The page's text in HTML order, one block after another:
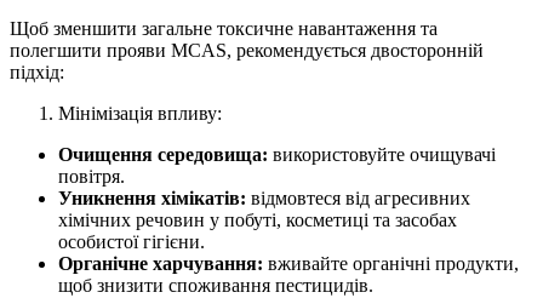
Щоб зменшити загальне токсичне навантаження та
полегшити прояви MCAS, рекомендується двосторонній
підхід:
Мінімізація впливу:
Очищення середовища: використовуйте очищувачі
повітря.
Уникнення хімікатів: відмовтеся від агресивних
хімічних речовин у побуті, косметиці та засобах
особистої гігієни.
Органічне харчування: вживайте органічні продукти,
щоб знизити споживання пестицидів.